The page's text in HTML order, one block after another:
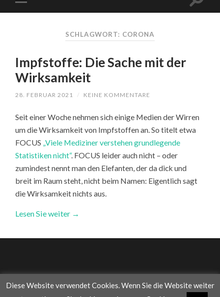
SCHLAGWORT: CORONA
Impfstoffe: Die Sache mit der
Wirksamkeit
28. FEBRUAR 2021 / KEINE KOMMENTARE
Seit einer Woche nehmen sich einige Medien der Wirren
um die Wirksamkeit von Impfstoffen an. So titelt etwa
FOCUS „Viele Mediziner verstehen grundlegende
Statistiken nicht“. FOCUS leider auch nicht – oder
zumindest nennt man den Elefanten, der da dick und
breit im Raum steht, nicht beim Namen: Eigentlich sagt
die Wirksamkeit nichts aus.
Lesen Sie weiter →
Diese Website verwendet Cookies. Wenn Sie die Website weiter